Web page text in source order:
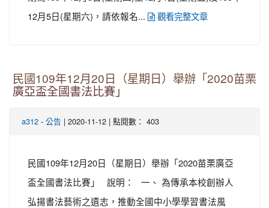
12月5日(星期六)，請依報名...
觀看完整文章
民國109年12月20日（星期日）舉辦「2020苗栗
廣亞盃全國書法比賽」
a312 - 公告 | 2020-11-12 | 點閱數： 403
民國109年12月20日（星期日）舉辦「2020苗栗廣亞
盃全國書法比賽」 說明： 一、 為傳承本校創辦人
弘揚書法藝術之遺志，推動全國中小學學習書法風